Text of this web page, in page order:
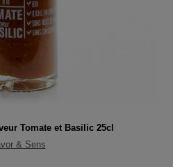
Tomate et Basilic 25cl
& Sens